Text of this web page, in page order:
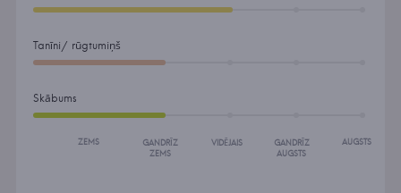
Tanīni/ rūgtumiņš
Skābums
ZEMS
GANDRĪZ
ZEMS
VIDĒJAIS
GANDRĪZ
AUGSTS
AUGSTS